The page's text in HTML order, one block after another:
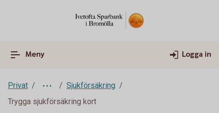
Meny Logga in
Privat
Sjukförsäkring
Trygga sjukförsäkring kort